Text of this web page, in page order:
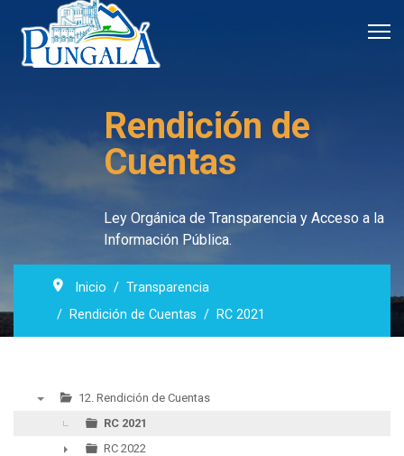
Rendición de
Cuentas
Ley Orgánica de Transparencia y Acceso a la
Información Pública.
Inicio
Transparencia
Rendición de Cuentas
RC 2021
12. Rendición de Cuentas
RC 2021
RC 2022